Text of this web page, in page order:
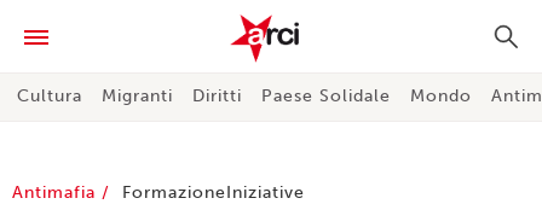
Cultura Migranti Diritti Paese Solidale Mondo
Antimafia FormazioneIniziative